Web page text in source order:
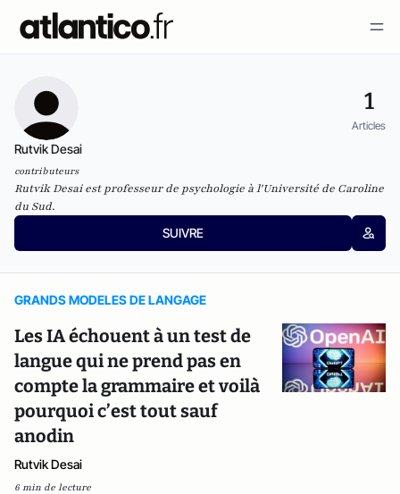
1
Articles
Rutvik Desai
contributeurs
Rutvik Desai est professeur de psychologie à l'Université de Caroline
du Sud.
SUIVRE
GRANDS MODELES DE LANGAGE
Les IA échouent à un test de
langue qui ne prend pas en
compte la grammaire et voilà
pourquoi c’est tout sauf
anodin
Rutvik Desai
6 min de lecture